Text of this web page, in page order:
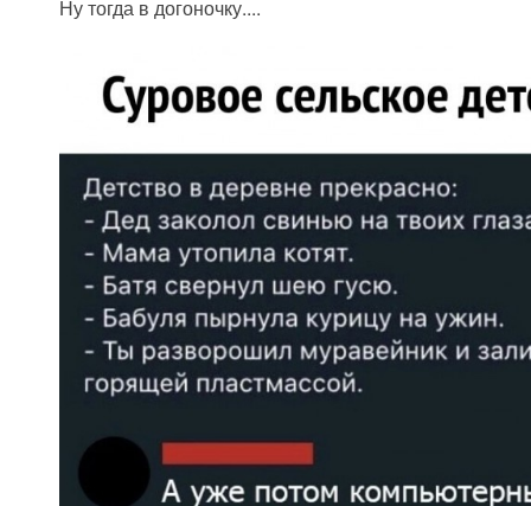
Ну тогда в догоночку....